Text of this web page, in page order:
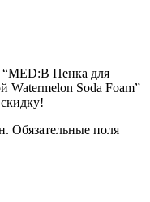
“MED:B Пенка для
Watermelon Soda Foam”
Обязательные поля